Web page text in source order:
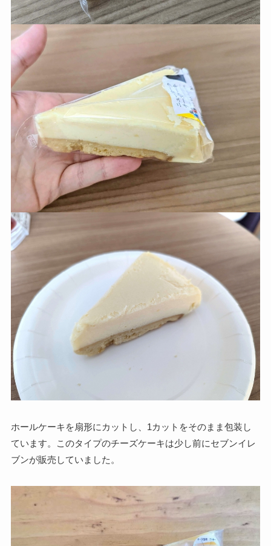
ホールケーキを扇形にカットし、1カットをそのまま包装し
ています。このタイプのチーズケーキは少し前にセブンイレ
ブンが販売していました。